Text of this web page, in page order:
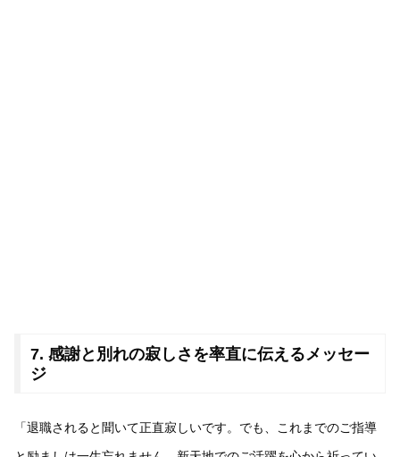
7. 感謝と別れの寂しさを率直に伝えるメッセー
ジ
「退職されると聞いて正直寂しいです。でも、これまでのご指導